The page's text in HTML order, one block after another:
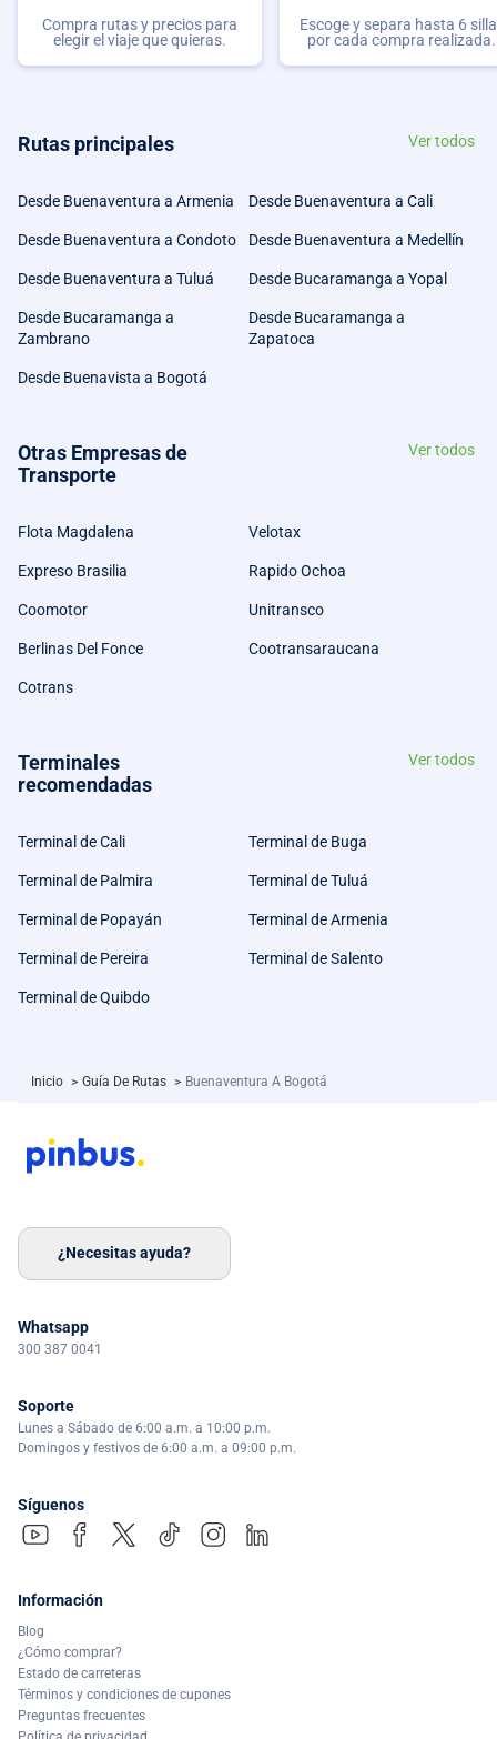
Compra rutas y precios para
elegir el viaje que quieras.
Escoge y separa hasta 6
por cada compra realizada.
Rutas principales Ver todos
Desde Buenaventura a Armenia Desde Buenaventura a Cali
Desde Buenaventura a Condoto Desde Buenaventura a Medellín
Desde Buenaventura a Tuluá Desde Bucaramanga a Yopal
Desde Bucaramanga a
Zambrano
Desde Bucaramanga a
Zapatoca
Desde Buenavista a Bogotá
Otras Empresas de
Transporte
Ver todos
Flota Magdalena Velotax
Expreso Brasilia Rapido Ochoa
Coomotor Unitransco
Berlinas Del Fonce Cootransaraucana
Cotrans
Terminales
recomendadas
Ver todos
Terminal de Cali Terminal de Buga
Terminal de Palmira Terminal de Tuluá
Terminal de Popayán Terminal de Armenia
Terminal de Pereira Terminal de Salento
Terminal de Quibdo
Inicio > Guía De Rutas > Buenaventura A Bogotá
¿Necesitas ayuda?
Whatsapp
300 387 0041
Soporte
Lunes a Sábado de 6:00 a.m. a 10:00 p.m.
Domingos y festivos de 6:00 a.m. a 09:00 p.m.
Síguenos
Información
Blog
¿Cómo comprar?
Estado de carreteras
Términos y condiciones de cupones
Preguntas frecuentes